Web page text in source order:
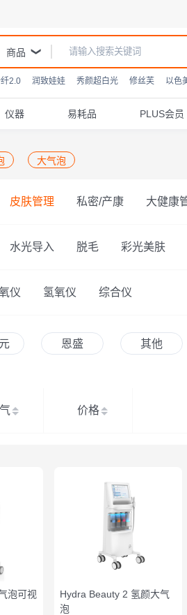
商品
2.0 润致娃娃 秀颜超白光 修丝芙 以色
仪器 易耗品 PLUS会员
大气泡
皮肤管理 私密/产康 大健康
水光导入 脱毛 彩光美肤
仪 氢氧仪 综合仪
恩盛 其他
价格
泡可视
Hydra Beauty 2 氢颜大气
泡